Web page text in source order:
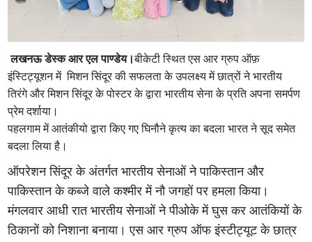
लखनऊ डेस्क आर एल पाण्डेय।बीकेटी स्थित एस आर ग्रुप ऑफ़
इंस्टिट्यूशन में मिशन सिंदूर की सफलता के उपलक्ष्य में छात्रों ने भारतीय
तिरंगे और मिशन सिंदूर के पोस्टर के द्वारा भारतीय सेना के प्रति अपना समर्पण
प्रेम दर्शाया।
पहलगाम में आतंकीयो द्वारा किए गए घिनौने कृत्य का बदला भारत ने सूद समेत
बदला लिया है।
ऑपरेशन सिंदूर के अंतर्गत भारतीय सेनाओं ने पाकिस्तान और
पाकिस्तान के कब्जे वाले कश्मीर में नौ जगहों पर हमला किया।
मंगलवार आधी रात भारतीय सेनाओं ने पीओके में घुस कर आतंकियों के
ठिकानों को निशाना बनाया। एस आर ग्रुप ऑफ इंस्टीट्यूट के छात्र